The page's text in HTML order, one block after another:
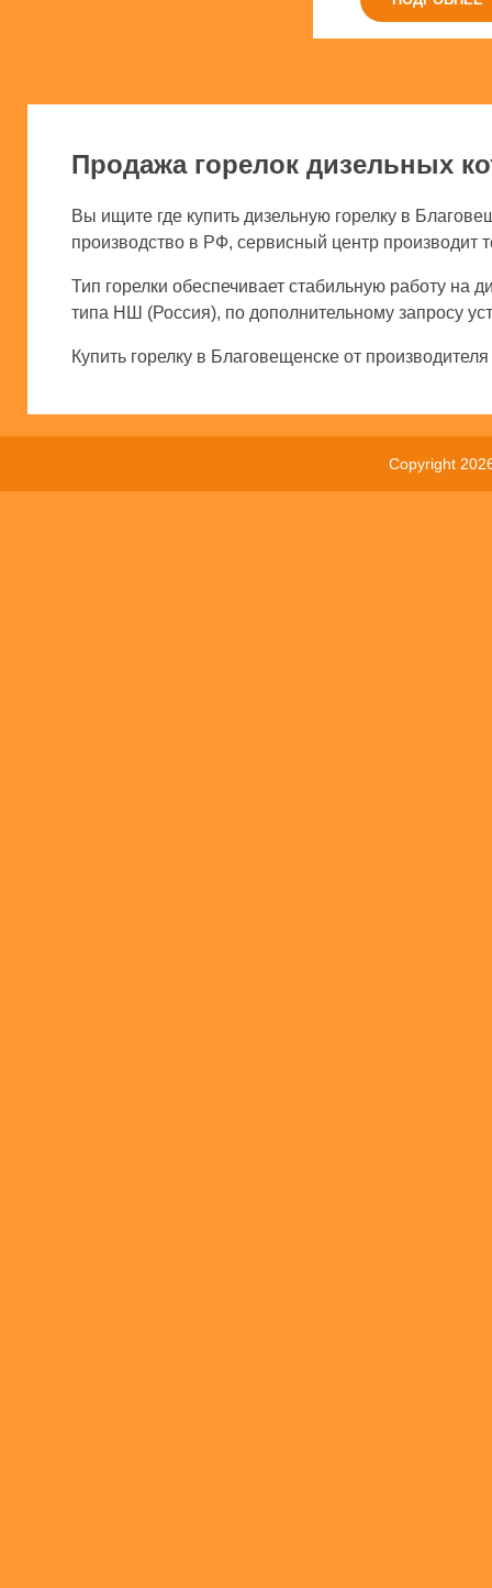
Продажа горелок дизельных
Вы ищите где купить дизельную горелку в
производство в РФ, сервисный центр производит
Тип горелки обеспечивает стабильную работу на
типа НШ (Россия), по дополнительному запросу
Купить горелку в Благовещенске от
Copyright